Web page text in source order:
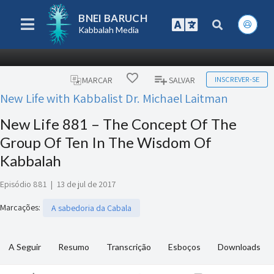
BNEI BARUCH
Kabbalah Media
MARCAR SALVAR INSCREVER-SE
New Life with Kabbalist Dr. Michael Laitman
New Life 881 – The Concept Of The
Group Of Ten In The Wisdom Of
Kabbalah
Episódio 881 | 13 de jul de 2017
Marcações: A sabedoria da Cabala
A Seguir Resumo Transcrição Esboços Downloads